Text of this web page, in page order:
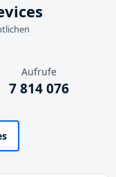
Aufrufe
7 814 076